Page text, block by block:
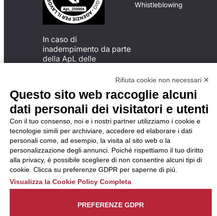
In caso di
inadempimento da parte
della ApL delle
del Codice di Condotta, è
possibile presentare un
reclamo
all’Organismo di
Monitoraggio utilizzando
una delle modalità
descritte al seguente
indirizzo web
https://odm-
agenzielavoro.it/reclami/ .
Whistleblowing
Rifiuta cookie non necessari ✕
Questo sito web raccoglie alcuni
dati personali dei visitatori e utenti
Con il tuo consenso, noi e i nostri partner utilizziamo i cookie e
tecnologie simili per archiviare, accedere ed elaborare i dati
personali come, ad esempio, la visita al sito web o la
personalizzazione degli annunci. Poiché rispettiamo il tuo diritto
alla privacy, è possibile scegliere di non consentire alcuni tipi di
cookie. Clicca su preferenze GDPR per saperne di più.
Visualizza la Cookie Policy Completa
PREFERENZE GDPR